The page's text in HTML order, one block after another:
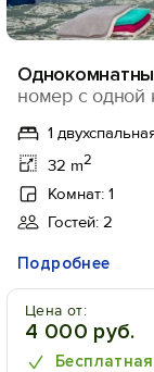
номер с одной
1
32 m2
Комнат: 1
Гостей: 2
Подробнее
Цена от:
4 000 руб.